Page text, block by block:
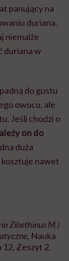
panujący na
duriana.
niemalże
duriana w
do gustu
owocu, ale
Jeśli chodzi o
on do
duża
nawet
Zibethinus M.)
Nauka
12, Zeszyt 2.